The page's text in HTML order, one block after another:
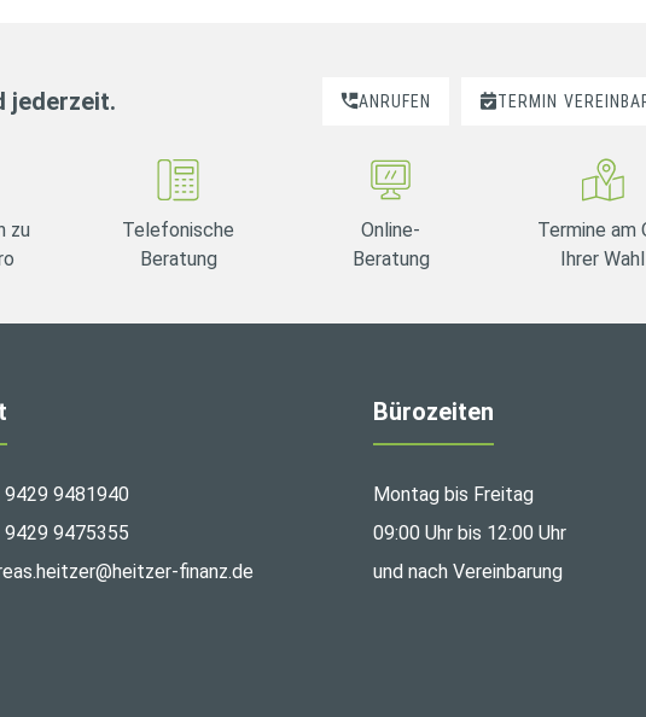
jederzeit. ANRUFEN TERMIN
zu
Telefonische
Beratung
Online-
Beratung
Termine am
Ihrer Wahl
9429 9481940
9429 9475355
finanz.de
Bürozeiten
Montag bis Freitag
09:00 Uhr bis 12:00 Uhr
und nach Vereinbarung